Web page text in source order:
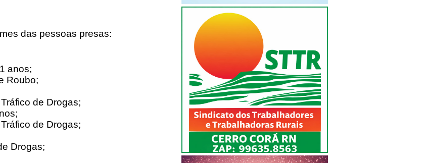
das pessoas presas:
anos;
Roubo;
de Drogas;
de Drogas;
Drogas;